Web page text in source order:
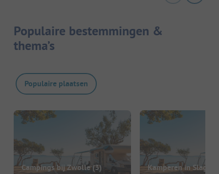
Populaire bestemmingen &
thema’s
Populaire plaatsen
Campings bij Zwolle(3) Kamperen in